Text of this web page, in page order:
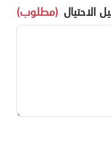
(مطلوب)